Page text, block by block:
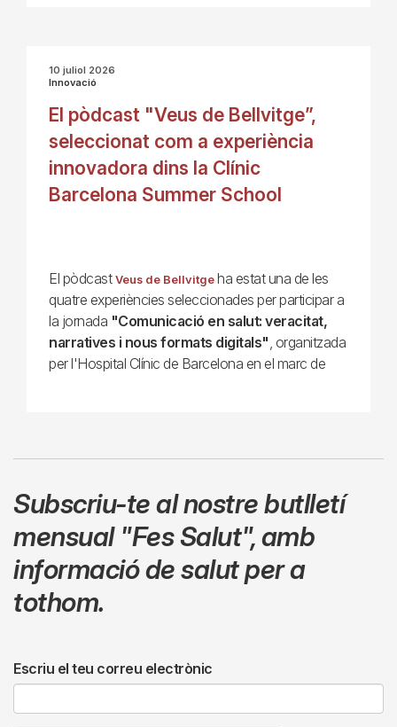
10 juliol 2026
Innovació
El pòdcast "Veus de Bellvitge”,
seleccionat com a experiència
innovadora dins la Clínic
Barcelona Summer School
El pòdcast Veus de Bellvitgeha estat una de les
quatre experiències seleccionades per participar a
la jornada "Comunicació en salut: veracitat,
narratives i nous formats digitals" , organitzada
per l'Hospital Clínic de Barcelona en el marc de
Subscriu-te al nostre butlletí
mensual "Fes Salut",amb
informació de salut per a
tothom.
Escriu el teu correu electrònic